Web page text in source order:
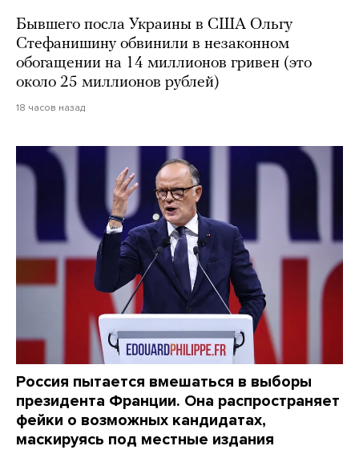
Бывшего посла Украины в США Ольгу
Стефанишину обвинили в незаконном
обогащении на 14 миллионов гривен (это
около 25 миллионов рублей)
18 часов назад
Россия пытается вмешаться в выборы
президента Франции. Она распространяет
фейки о возможных кандидатах,
маскируясь под местные издания